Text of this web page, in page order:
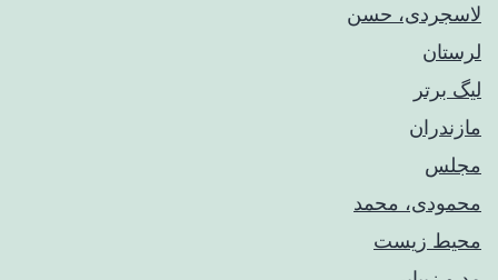
لاسجردی، حسن
لرستان
لیگ برتر
مازندران
مجلس
محمودی، محمد
محیط زیست